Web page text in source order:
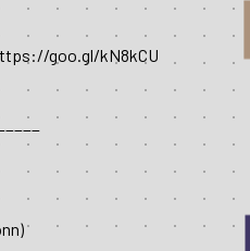
goo.gl/kN8kCU
____